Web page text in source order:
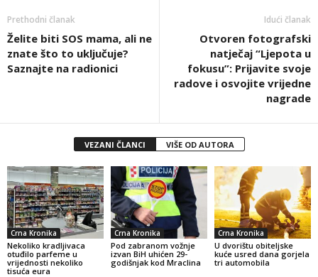
Prethodni članak
Želite biti SOS mama, ali ne
znate što to uključuje?
Saznajte na radionici
Idući članak
Otvoren fotografski
natječaj “Ljepota u
fokusu”: Prijavite svoje
radove i osvojite vrijedne
nagrade
VEZANI ČLANCI VIŠE OD AUTORA
Crna Kronika
Nekoliko kradljivaca
otuđilo parfeme u
vrijednosti nekoliko
tisuća eura
Crna Kronika
Pod zabranom vožnje
izvan BiH uhićen 29-
godišnjak kod Mraclina
Crna Kronika
U dvorištu obiteljske
kuće usred dana gorjela
tri automobila